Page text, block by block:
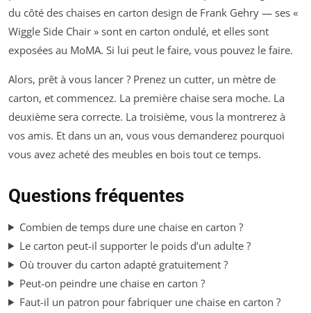
du côté des chaises en carton design de Frank Gehry — ses «
Wiggle Side Chair » sont en carton ondulé, et elles sont
exposées au MoMA. Si lui peut le faire, vous pouvez le faire.
Alors, prêt à vous lancer ? Prenez un cutter, un mètre de
carton, et commencez. La première chaise sera moche. La
deuxième sera correcte. La troisième, vous la montrerez à
vos amis. Et dans un an, vous vous demanderez pourquoi
vous avez acheté des meubles en bois tout ce temps.
Questions fréquentes
Combien de temps dure une chaise en carton ?
Le carton peut-il supporter le poids d’un adulte ?
Où trouver du carton adapté gratuitement ?
Peut-on peindre une chaise en carton ?
Faut-il un patron pour fabriquer une chaise en carton ?